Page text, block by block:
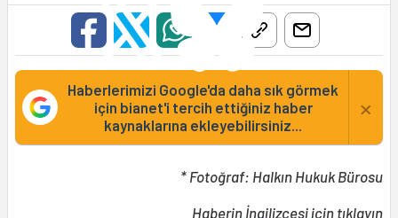
Haberlerimizi Google'da daha sık görmek
için bianet'i tercih ettiğiniz haber
kaynaklarına ekleyebilirsiniz...
×
* Fotoğraf: Halkın Hukuk Bürosu
Haberin İngilizcesiiçin tıklayın